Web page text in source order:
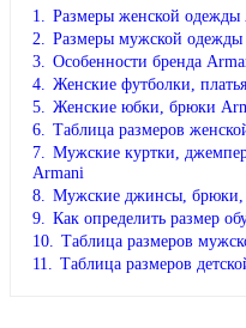
1. Размеры женской одежды
2. Размеры мужской
3. Особенности бренда
4. Женские футболки,
5. Женские юбки, брюки
6. Таблица размеров
7. Мужские куртки,
Armani
8. Мужские джинсы,
9. Как определить размер
10. Таблица размеров
11. Таблица размеров